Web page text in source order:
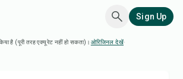
Sign Up
है (पूरी तरह एक्यूरेट नहीं हो सकता)। ओरिजिनल देखें·